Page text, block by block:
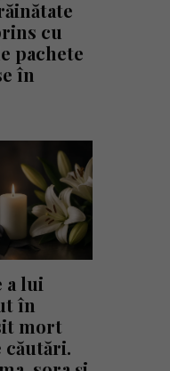
cu
pachete
în
a lui
în
mort
căutări.